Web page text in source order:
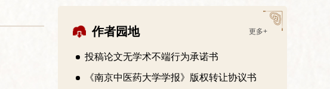
作者园地 更多+
投稿论文无学术不端行为承诺书
《南京中医药大学学报》版权转让协议书